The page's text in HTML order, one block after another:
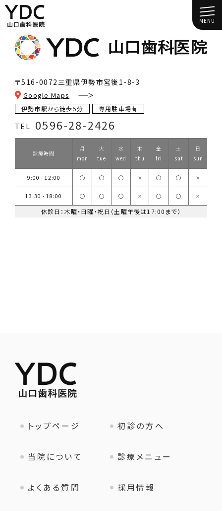
MENU
〒516-0072 三重県伊勢市宮後1-8-3
Google Maps
伊勢市駅から徒歩5分 専用駐車場有
TEL 0596-28-2426
診療時間
月
mon
火
tue
水
wed
木
thu
金
fri
土
sat
日
sun
9:00 - 12:00 ◯ ◯ ◯ ✕ ◯ ◯ ✕
13:30 - 18:00 ◯ ◯ ◯ ✕ ◯ ◯ ✕
休診日：木曜・日曜・祝日（土曜午後は17:00まで）
トップページ 初診の方へ
当院について 診療メニュー
よくある質問 採用情報